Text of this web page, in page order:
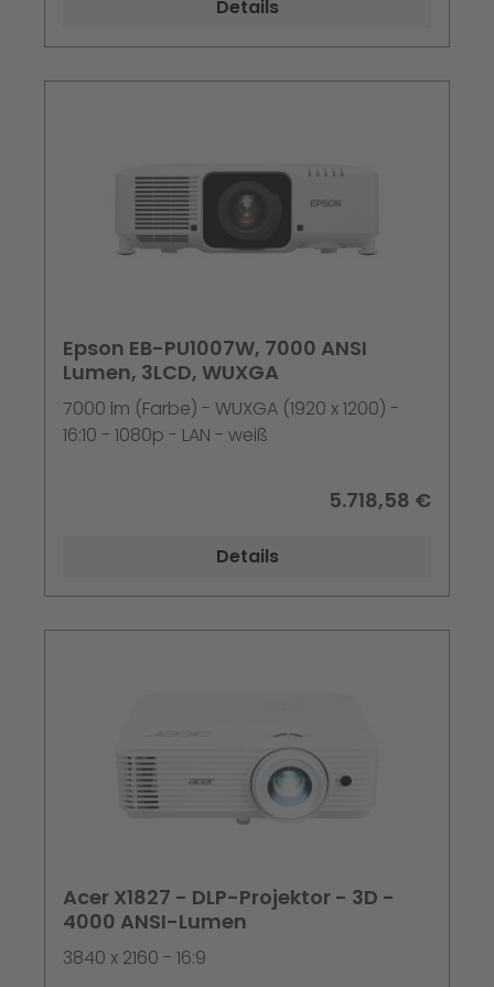
Details
Epson EB-PU1007W, 7000 ANSI
Lumen, 3LCD, WUXGA
7000 lm (Farbe) - WUXGA (1920 x 1200) -
16:10 - 1080p - LAN - weiß
5.718,58 €
Details
Acer X1827 - DLP-Projektor - 3D -
4000 ANSI-Lumen
3840 x 2160 - 16:9